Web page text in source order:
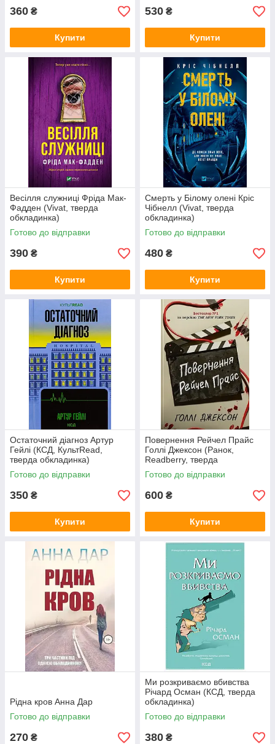
360 ₴
Купити
530 ₴
Купити
Весілля служниці Фріда Мак-
Фадден (Vivat, тверда
обкладинка)
Готово до відправки
390 ₴
Купити
Смерть у Білому олені Кріс
Чібнелл (Vivat, тверда
обкладинка)
Готово до відправки
480 ₴
Купити
Остаточний діагноз Артур
Гейлі (КСД, КультRead,
тверда обкладинка)
Готово до відправки
350 ₴
Купити
Повернення Рейчел Прайс
Голлі Джексон (Ранок,
Readberry, тверда
обкладинка, кольоровий зріз)
Готово до відправки
600 ₴
Купити
Рідна кров Анна Дар
Готово до відправки
270 ₴
Ми розкриваємо вбивства
Річард Осман (КСД, тверда
обкладинка)
Готово до відправки
380 ₴